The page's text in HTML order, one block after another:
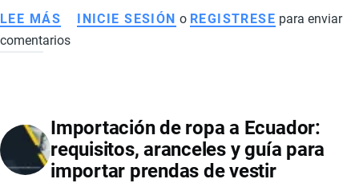
LEE MÁS SOBRE
IMPORTACIÓN
Y
MOTOS
A
INICIE SESIÓN o REGISTRESE para enviar
comentarios
Importación de ropa a Ecuador:
requisitos, aranceles y guía para
importar prendas de vestir